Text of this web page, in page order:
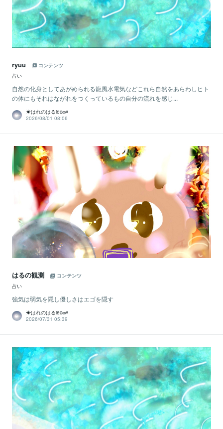
ryuu
コンテンツ
占い
自然の化身としてあがめられる龍風水電気などこれら自然をあらわしヒト
の体にもそれはながれをつくっているもの自分の流れを感じ...
☀はれのはるiec∞◉
2026/08/01 08:06
はるの観測
コンテンツ
占い
強気は弱気を隠し優しさはエゴを隠す
☀はれのはるiec∞◉
2026/07/31 05:39